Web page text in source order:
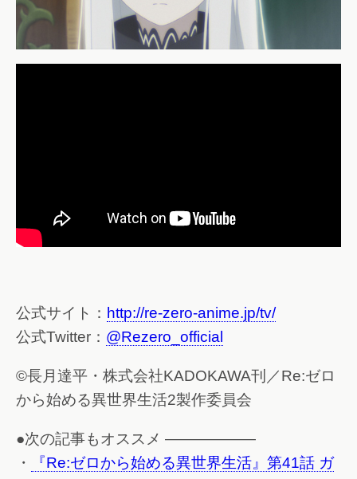
公式サイト： http://re-zero-anime.jp/tv/
公式Twitter： @Rezero_official
©長月達平・株式会社KADOKAWA刊／Re:ゼロ
から始める異世界生活2製作委員会
●次の記事もオススメ ——————
・
『Re:ゼロから始める異世界生活』第41話 ガ